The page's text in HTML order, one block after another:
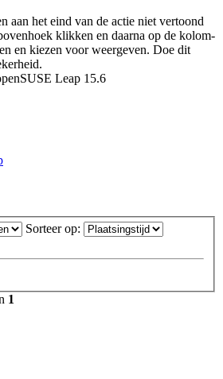
aan het eind van de actie niet vertoond
klikken en daarna op de kolom-
en kiezen voor weergeven. Doe dit
Leap 15.6
Sorteer op:
1